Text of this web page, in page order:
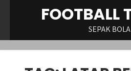
FOOTBALL
SEPAK BOLA